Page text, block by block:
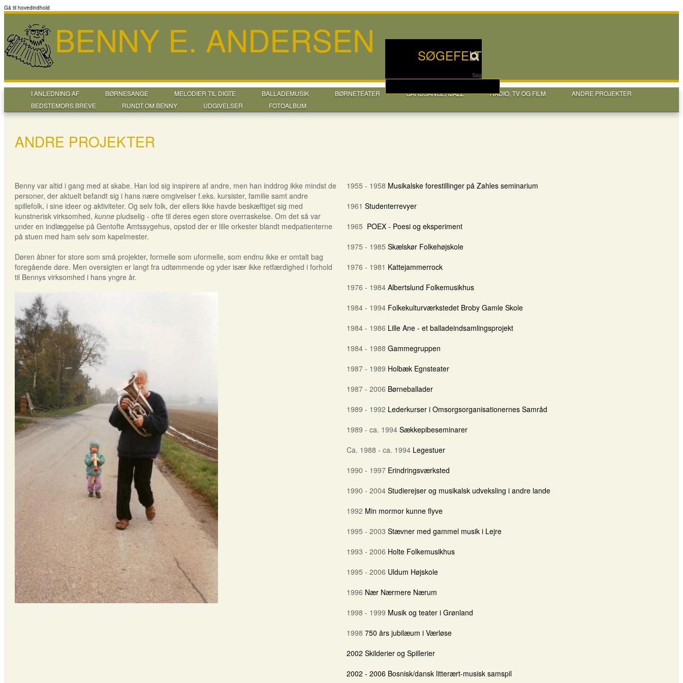
Gå til hovedindhold
SØGEFELT
Søg
BENNY E. ANDERSEN
I ANLEDNING AF BØRNESANGE MELODIER TIL DIGTE BALLADEMUSIK BØRNETEATER GÅRDSANGERJAZZ RADIO, TV OG FILM
ANDRE PROJEKTER
BEDSTEMORS BREVE
RUNDT OM BENNY UDGIVELSER FOTOALBUM
ANDRE PROJEKTER
Benny var altid i gang med at skabe. Han lod sig inspirere af andre, men han inddrog ikke mindst de
personer, der aktuelt befandt sig i hans nære omgivelser f.eks. kursister, familie samt andre
spillefolk, i sine ideer og aktiviteter. Og selv folk, der ellers ikke havde beskæftiget sig med
kunstnerisk virksomhed, kunne pludselig - ofte til deres egen store overraskelse. Om det så var
under en indlæggelse på Gentofte Amtssygehus, opstod der er lille orkester blandt medpatienterne
på stuen med ham selv som kapelmester.
Døren åbner for store som små projekter, formelle som uformelle, som endnu ikke er omtalt bag
foregående døre. Men oversigten er langt fra udtømmende og yder især ikke retfærdighed i forhold
til Bennys virksomhed i hans yngre år.
1955 - 1958 Musikalske forestillinger på Zahles seminarium
1961 Studenterrevyer
1965 POEX - Poesi og eksperiment
1975 - 1985 Skælskør Folkehøjskole
1976 - 1981 Kattejammerrock
1976 - 1984 Albertslund Folkemusikhus
1984 - 1994 Folkekulturværkstedet Broby Gamle Skole
1984 - 1986 Lille Ane - et balladeindsamlingsprojekt
1984 - 1988 Gammegruppen
1987 - 1989 Holbæk Egnsteater
1987 - 2006 Børneballader
1989 - 1992 Lederkurser i Omsorgsorganisationernes Samråd
1989 - ca. 1994 Sækkepibeseminarer
Ca. 1988 - ca. 1994 Legestuer
1990 - 1997 Erindringsværksted
1990 - 2004 Studierejser og musikalsk udveksling i andre lande
1992 Min mormor kunne flyve
1995 - 2003 Stævner med gammel musik i Lejre
1993 - 2006 Holte Folkemusikhus
1995 - 2006 Uldum Højskole
1996 Nær Nærmere Nærum
1998 - 1999 Musik og teater i Grønland
1998 750 års jubilæum i Værløse
2002 Skilderier og Spillerier
2002 - 2006 Bosnisk/dansk litterært-musisk samspil